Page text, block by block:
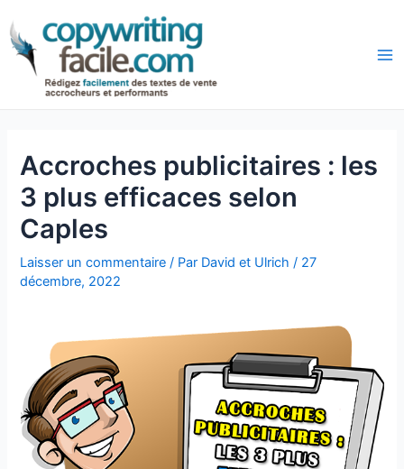
au
contenu
Accroches publicitaires : les
3 plus efficaces selon
Caples
Laisser un commentaire / Par David et Ulrich/ 27
décembre, 2022